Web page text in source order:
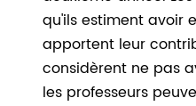
qu'ils estiment avoir
apportent leur
considèrent ne pas
les professeurs